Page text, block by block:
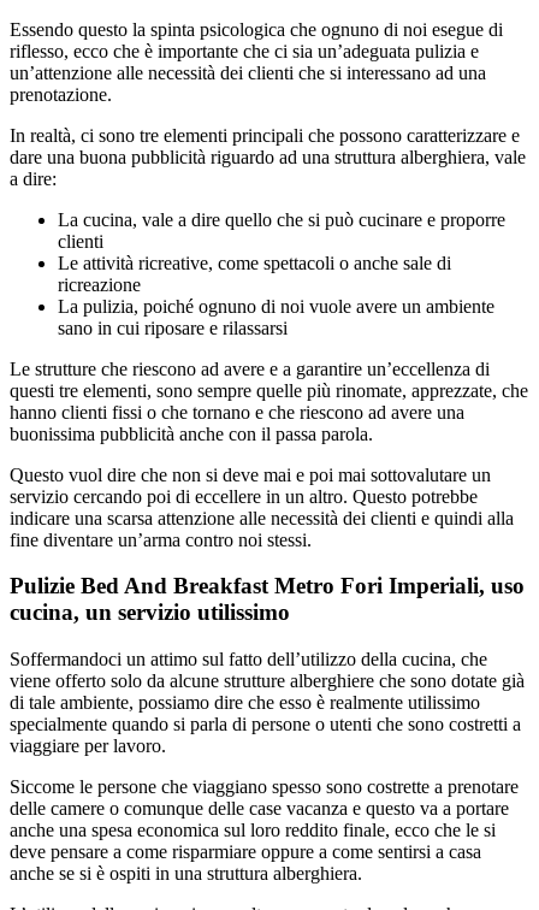
Essendo questo la spinta psicologica che ognuno di noi esegue di
riflesso, ecco che è importante che ci sia un’adeguata pulizia e
un’attenzione alle necessità dei clienti che si interessano ad una
prenotazione.
In realtà, ci sono tre elementi principali che possono caratterizzare e
dare una buona pubblicità riguardo ad una struttura alberghiera, vale
a dire:
La cucina, vale a dire quello che si può cucinare e proporre
clienti
Le attività ricreative, come spettacoli o anche sale di
ricreazione
La pulizia, poiché ognuno di noi vuole avere un ambiente
sano in cui riposare e rilassarsi
Le strutture che riescono ad avere e a garantire un’eccellenza di
questi tre elementi, sono sempre quelle più rinomate, apprezzate, che
hanno clienti fissi o che tornano e che riescono ad avere una
buonissima pubblicità anche con il passa parola.
Questo vuol dire che non si deve mai e poi mai sottovalutare un
servizio cercando poi di eccellere in un altro. Questo potrebbe
indicare una scarsa attenzione alle necessità dei clienti e quindi alla
fine diventare un’arma contro noi stessi.
Pulizie Bed And Breakfast Metro Fori Imperiali, uso
cucina, un servizio utilissimo
Soffermandoci un attimo sul fatto dell’utilizzo della cucina, che
viene offerto solo da alcune strutture alberghiere che sono dotate già
di tale ambiente, possiamo dire che esso è realmente utilissimo
specialmente quando si parla di persone o utenti che sono costretti a
viaggiare per lavoro.
Siccome le persone che viaggiano spesso sono costrette a prenotare
delle camere o comunque delle case vacanza e questo va a portare
anche una spesa economica sul loro reddito finale, ecco che le si
deve pensare a come risparmiare oppure a come sentirsi a casa
anche se si è ospiti in una struttura alberghiera.